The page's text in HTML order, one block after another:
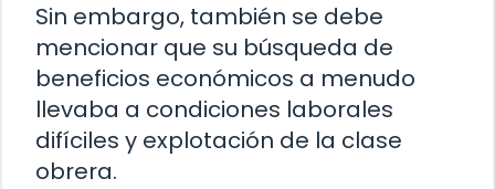
Sin embargo, también se debe
mencionar que su búsqueda de
beneficios económicos a menudo
llevaba a condiciones laborales
difíciles y explotación de la clase
obrera.